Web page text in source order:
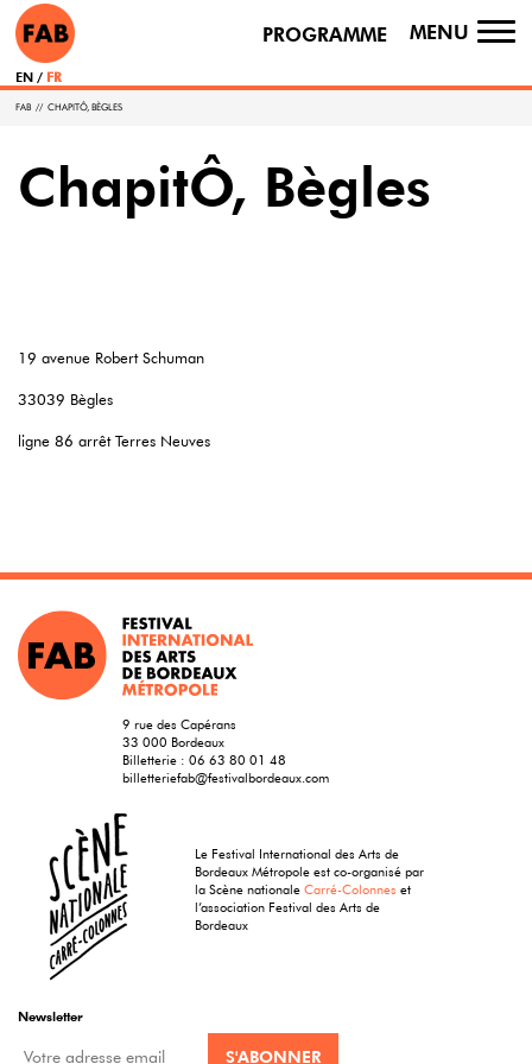
PROGRAMME MENU
EN FR
FAB // CHAPITÔ, BÈGLES
ChapitÔ, Bègles
19 avenue Robert Schuman
33039 Bègles
ligne 86 arrêt Terres Neuves
9 rue des Capérans
33 000 Bordeaux
Billetterie : 06 63 80 01 48
billetteriefab@festivalbordeaux.com
Le Festival International des Arts de
Bordeaux Métropole est co-organisé par
la Scène nationaleCarré-Colonnes et
l’association Festival des Arts de
Bordeaux
Newsletter